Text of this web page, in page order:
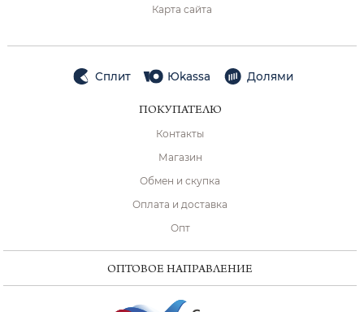
Карта сайта
Сплит Юkassa Долями
ПОКУПАТЕЛЮ
Контакты
Магазин
Обмен и скупка
Оплата и доставка
Опт
ОПТОВОЕ НАПРАВЛЕНИЕ